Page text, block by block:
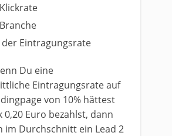
Eintragungsrate
Du eine
Eintragungsrate auf
von 10% hättest
0,20 Euro bezahlst, dann
im Durchschnitt ein Lead 2